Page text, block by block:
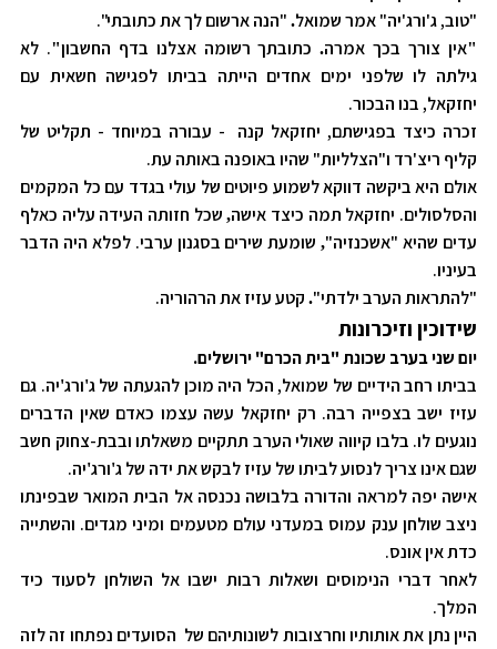
"טוב, ג'ורג'יה" אמר שמואל. "הנה ארשום לך את כתובתי".
"אין צורך בכך אמרה.כתובתך רשומה אצלנו בדף החשבון". לא
גילתה לו שלפני ימים אחדים הייתה בביתו לפגישה חשאית עם
יחזקאל, בנו הבכור.
זכרה כיצד בפגישתם, יחזקאל קנה - עבורה במיוחד - תקליט של
קליף ריצ'רד ו"הצלליות" שהיו באופנה באותה עת.
אולם היא ביקשה דווקא לשמוע פיוטים של עולי בגדד עם כל המקמים
והסלסולים. יחזקאל תמה כיצד אישה,שכל חזותה העידה עליה כאלף
עדים שהיא "אשכנזיה",שומעת שירים בסגנון ערבי. לפלא היה הדבר
בעיניו.
"להתראות הערב ילדתי". קטע עזיז את הרהוריה.
שידוכין וזיכרונות
יום שני בערב שכונת "בית הכרם" ירושלים.
בביתו רחב הידיים של שמואל, הכל היה מוכן להגעתה של ג'ורג'יה. גם
עזיז ישב בצפייה רבה. רק יחזקאל עשה עצמו כאדם שאין הדברים
נוגעים לו. בלבו קיווה שאולי הערב תתקיים משאלתו ובבת-צחוק חשב
שגם אינו צריך לנסוע לביתו של עזיז לבקש את ידה של ג'ורג'יה.
אישה יפה למראה והדורה בלבושה נכנסה אל הבית המואר שבפינתו
ניצב שולחן ענק עמוס במעדני עולם מטעמים ומיני מגדים. והשתייה
כדת אין אונס.
לאחר דברי הנימוסים ושאלות רבות ישבו אל השולחן לסעוד כיד
המלך.
היין נתן את אותותיו וחרצובות לשונותיהם של הסועדים נפתחו זה לזה